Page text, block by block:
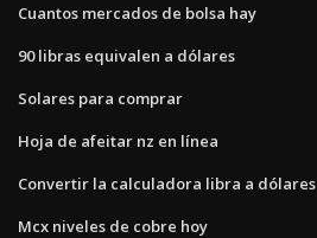
Cuantos mercados de bolsa hay
90 libras equivalen a dólares
Solares para comprar
Hoja de afeitar nz en línea
Convertir la calculadora libra a dólares
Mcx niveles de cobre hoy